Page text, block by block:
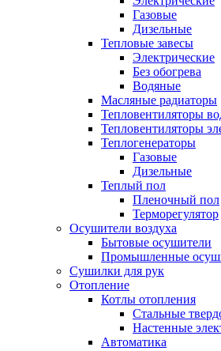
Газовые
Дизельные
Тепловые завесы
Электрические
Без обогрева
Водяные
Масляные радиаторы
Тепловентиляторы
Тепловентиляторы
Теплогенераторы
Газовые
Дизельные
Теплый пол
Пленочный пол
Терморегулятор
Осушители воздуха
Бытовые осушители
Промышленные
Сушилки для рук
Отопление
Котлы отопления
Стальные
Настенные
Автоматика